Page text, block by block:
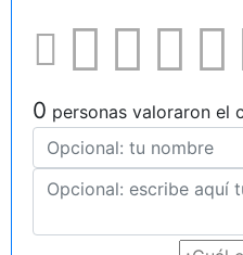
0 personas valoraron el